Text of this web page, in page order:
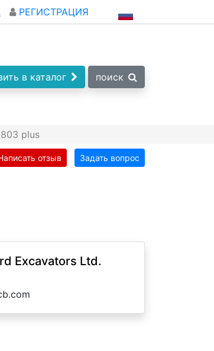
РЕГИСТРАЦИЯ
в каталог поиск
plus
отзыв Задать вопрос
Excavators Ltd.